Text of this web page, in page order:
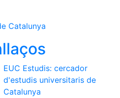
Catalunya
EUC Estudis: cercador
d'estudis universitaris de
Catalunya